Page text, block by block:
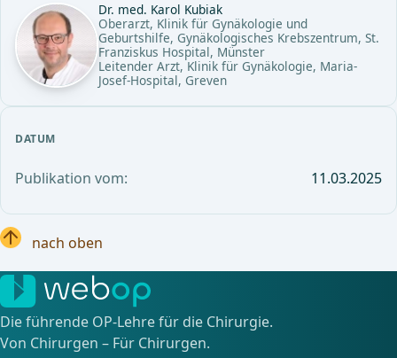
Dr. med. Karol Kubiak
Oberarzt, Klinik für Gynäkologie und
Geburtshilfe, Gynäkologisches Krebszentrum, St.
Franziskus Hospital, Münster
Leitender Arzt, Klinik für Gynäkologie, Maria-
Josef-Hospital, Greven
DATUM
Publikation vom: 11.03.2025
nach oben
Die führende OP-Lehre für die Chirurgie.
Von Chirurgen – Für Chirurgen.